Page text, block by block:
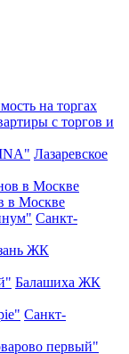
на торгах
с торгов и
Лазаревское
в Москве
Санкт-
ЖК
Балашиха ЖК
Санкт-